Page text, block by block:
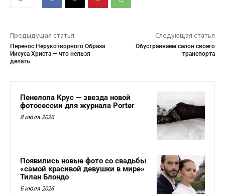
Предыдущая статья
Перенос Нерукотворного Образа
Иисуса Христа — что нельзя
делать
Следующая статья
Обустраиваем салон своего
транспорта
Пенелопа Крус — звезда новой
фотосессии для журнала Porter
8 июля 2026
Появились новые фото со свадьбы
«самой красивой девушки в мире»
Тилан Блондо
6 июля 2026